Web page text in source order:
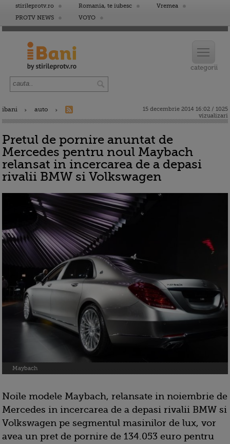
stirileprotv.ro Romania, te iubesc
Vremea
PROTV NEWS
VOYO
ibani auto
15 decembrie 2014 16:02 / 1025
vizualizari
Pretul de pornire anuntat de
Mercedes pentru noul Maybach
relansat in incercarea de a depasi
rivalii BMW si Volkswagen
Maybach
Noile modele Maybach, relansate in noiembrie de
Mercedes in incercarea de a depasi rivalii BMW si
Volkswagen pe segmentul masinilor de lux, vor
avea un pret de pornire de 134.053 euro pentru